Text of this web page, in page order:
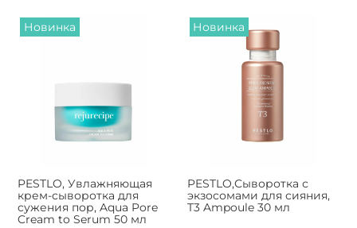
Новинка
PESTLO, Увлажняющая
крем-сыворотка для
сужения пор, Aqua Pore
Cream to Serum 50 мл
Новинка
PESTLO,Сыворотка с
экзосомами для сияния,
T3 Ampoule 30 мл